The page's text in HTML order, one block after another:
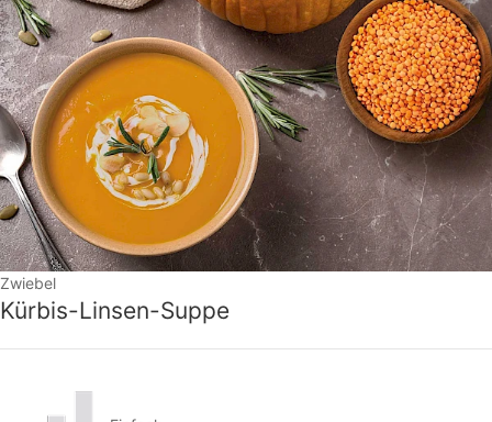
Zwiebel
Kürbis-Linsen-Suppe